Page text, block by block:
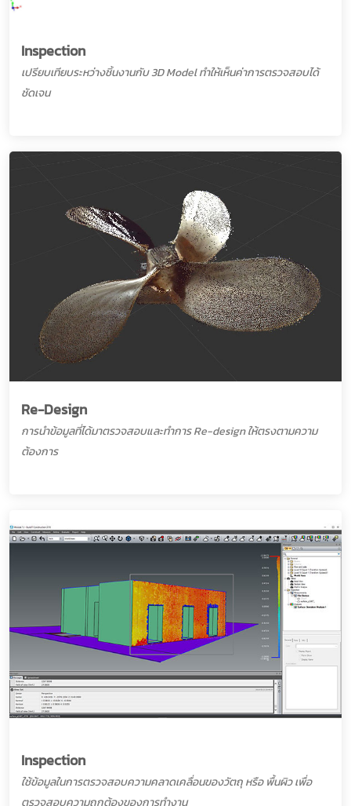
Inspection
เปรียบเทียบระหว่างชิ้นงานกับ 3D Model ทำให้เห็นค่าการตรวจสอบได้
ชัดเจน
Re-Design
การนำข้อมูลที่ได้มาตรวจสอบและทำการ Re-design ให้ตรงตามความ
ต้องการ
Inspection
ใช้ข้อมูลในการตรวจสอบความคลาดเคลื่อนของวัตถุ หรือ พื้นผิว เพื่อ
ตรวจสอบความถูกต้องของการทำงาน